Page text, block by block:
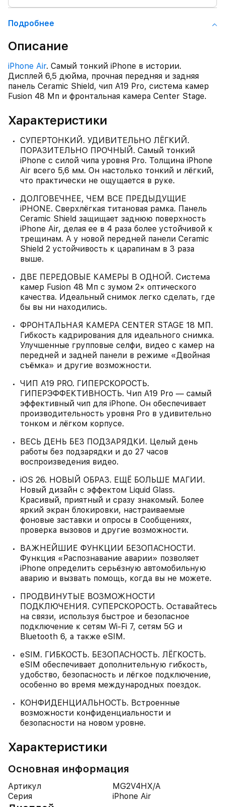
Подробнее
Описание
iPhone Air. Самый тонкий iPhone в истории.
Дисплей 6,5 дюйма, прочная передняя и задняя
панель Ceramic Shield, чип A19 Pro, система камер
Fusion 48 Мп и фронтальная камера Center Stage.
Характеристики
СУПЕРТОНКИЙ. УДИВИТЕЛЬНО ЛЁГКИЙ.
ПОРАЗИТЕЛЬНО ПРОЧНЫЙ. Самый тонкий
iPhone с силой чипа уровня Pro. Толщина iPhone
Air всего 5,6 мм. Он настолько тонкий и лёгкий,
что практически не ощущается в руке.
ДОЛГОВЕЧНЕЕ, ЧЕМ ВСЕ ПРЕДЫДУЩИЕ
iPHONE. Сверхлёгкая титановая рамка. Панель
Ceramic Shield защищает заднюю поверхность
iPhone Air, делая ее в 4 раза более устойчивой к
трещинам. А у новой передней панели Ceramic
Shield 2 устойчивость к царапинам в 3 раза
выше.
ДВЕ ПЕРЕДОВЫЕ КАМЕРЫ В ОДНОЙ. Система
камер Fusion 48 Мп с зумом 2× оптического
качества. Идеальный снимок легко сделать, где
бы вы ни находились.
ФРОНТАЛЬНАЯ КАМЕРА CENTER STAGE 18 МП.
Гибкость кадрирования для идеального снимка.
Улучшенные групповые селфи, видео с камер на
передней и задней панели в режиме «Двойная
съёмка» и другие возможности.
ЧИП A19 PRO. ГИПЕРСКОРОСТЬ.
ГИПЕРЭФФЕКТИВНОСТЬ. Чип A19 Pro — самый
эффективный чип для iPhone. Он обеспечивает
производительность уровня Pro в удивительно
тонком и лёгком корпусе.
ВЕСЬ ДЕНЬ БЕЗ ПОДЗАРЯДКИ. Целый день
работы без подзарядки и до 27 часов
воспроизведения видео.
iOS 26. НОВЫЙ ОБРАЗ. ЕЩЁ БОЛЬШЕ МАГИИ.
Новый дизайн с эффектом Liquid Glass.
Красивый, приятный и сразу знакомый. Более
яркий экран блокировки, настраиваемые
фоновые заставки и опросы в Сообщениях,
проверка вызовов и другие возможности.
ВАЖНЕЙШИЕ ФУНКЦИИ БЕЗОПАСНОСТИ.
Функция «Распознавание аварии» позволяет
iPhone определить серьёзную автомобильную
аварию и вызвать помощь, когда вы не можете.
ПРОДВИНУТЫЕ ВОЗМОЖНОСТИ
ПОДКЛЮЧЕНИЯ. СУПЕРСКОРОСТЬ. Оставайтесь
на связи, используя быстрое и безопасное
подключение к сетям Wi-Fi 7, сетям 5G и
Bluetooth 6, а также eSIM.
eSIM. ГИБКОСТЬ. БЕЗОПАСНОСТЬ. ЛЁГКОСТЬ.
eSIM обеспечивает дополнительную гибкость,
удобство, безопасность и лёгкое подключение,
особенно во время международных поездок.
КОНФИДЕНЦИАЛЬНОСТЬ. Встроенные
возможности конфиденциальности и
безопасности на новом уровне.
Характеристики
Основная информация
Артикул
MG2V4HX/A
Серия
iPhone Air